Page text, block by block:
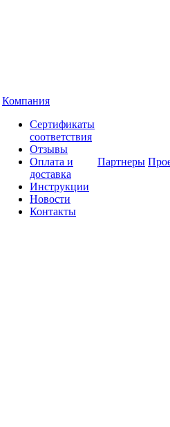
Компания
Сертификаты
соответствия
Отзывы
Оплата и
доставка
Инструкции
Новости
Контакты
Партнеры